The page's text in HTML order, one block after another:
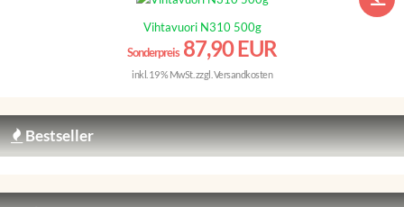
Vihtavuori N310 500g
Sonderpreis87,90 EUR
inkl. 19 % MwSt. zzgl. Versandkosten
Bestseller